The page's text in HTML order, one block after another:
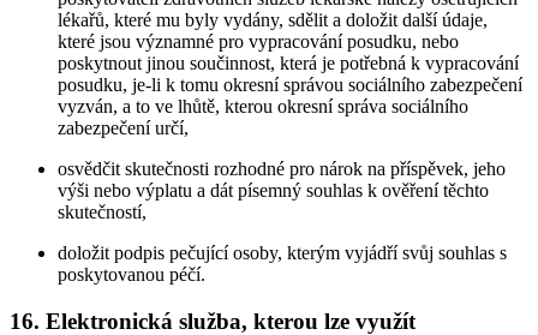
lékařů, které mu byly vydány, sdělit a doložit další údaje,
které jsou významné pro vypracování posudku, nebo
poskytnout jinou součinnost, která je potřebná k vypracování
posudku, je-li k tomu okresní správou sociálního zabezpečení
vyzván, a to ve lhůtě, kterou okresní správa sociálního
zabezpečení určí,
osvědčit skutečnosti rozhodné pro nárok na příspěvek, jeho
výši nebo výplatu a dát písemný souhlas k ověření těchto
skutečností,
doložit podpis pečující osoby, kterým vyjádří svůj souhlas s
poskytovanou péčí.
16. Elektronická služba, kterou lze využít